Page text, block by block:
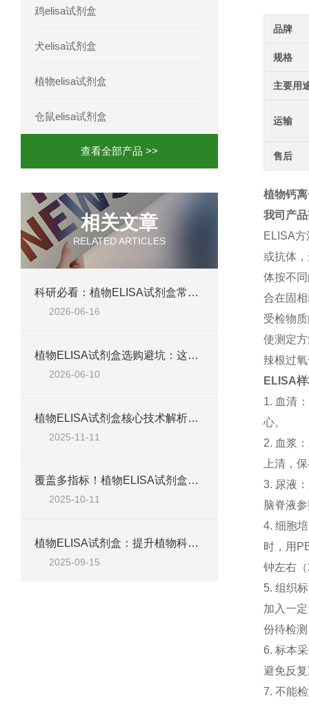
鸡elisa试剂盒
犬elisa试剂盒
植物elisa试剂盒
仓鼠elisa试剂盒
查看全部产品 >>
相关文章
RELATED ARTICLES
科研必看：植物ELISA试剂盒常见失败原因，这六个问题最致命
2026-06-16
植物ELISA试剂盒选购避坑：这五个参数不达标，数据全白测
2026-06-10
植物ELISA试剂盒核心技术解析：如何实现植物激素、蛋白等目标物的高特异性检测？
2025-11-11
覆盖多指标！植物ELISA试剂盒，适配脱落酸、生长素、植保素等检测需求
2025-10-11
植物ELISA试剂盒：提升植物科学研究效率的关键工具
2025-09-15
品牌
规格
主要用
运输
售后
植物钙
我司产
ELISA方
或抗体
体按不
合在固
受检物
使测定
辣根过
ELISA
1. 血清
心。
2. 血浆
上清，
3. 尿液
脑脊液
4. 细胞
时，用
钟左右（
5. 组织
加入一
份待检
6. 标本
避免反
7. 不能